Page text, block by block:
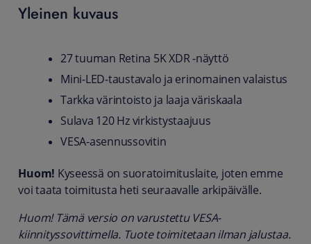
Yleinen kuvaus
27 tuuman Retina 5K XDR ‑näyttö
Mini‑LED‑taustavalo ja erinomainen valaistus
Tarkka värintoisto ja laaja väriskaala
Sulava 120 Hz virkistystaajuus
VESA-asennussovitin
Huom! Kyseessä on suoratoimituslaite, joten emme
voi taata toimitusta heti seuraavalle arkipäivälle.
Huom! Tämä versio on varustettu VESA-
kiinnityssovittimella. Tuote toimitetaan ilman jalustaa.